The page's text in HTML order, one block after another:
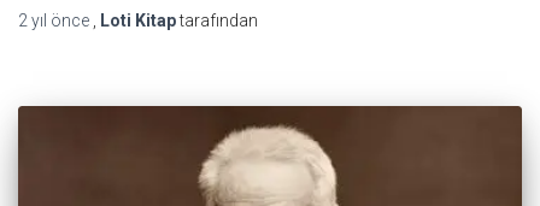
2 yıl önce , Loti Kitaptarafından